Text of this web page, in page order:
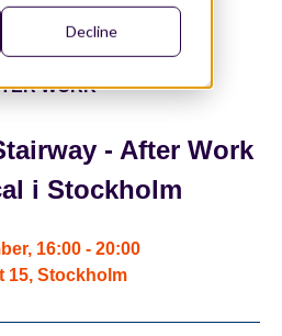
Decline
WORK
- After Work
i Stockholm
16:00 - 20:00
15, Stockholm